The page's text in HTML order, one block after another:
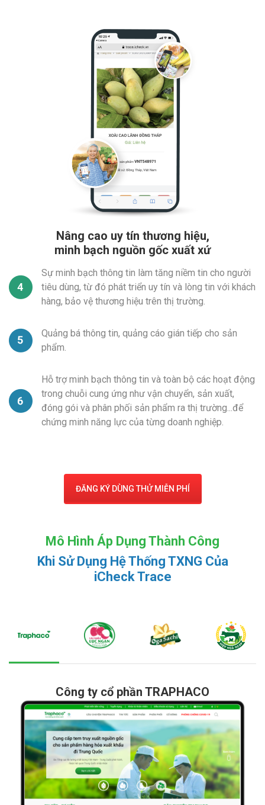
Nâng cao uy tín thương hiệu,
minh bạch nguồn gốc xuất xứ
Sự minh bạch thông tin làm tăng niềm tin cho người
tiêu dùng, từ đó phát triển uy tín và lòng tin với khách
hàng, bảo vệ thương hiệu trên thị trường.
Quảng bá thông tin, quảng cáo gián tiếp cho sản
phẩm.
Hỗ trợ minh bạch thông tin và toàn bộ các hoạt động
trong chuỗi cung ứng như vận chuyển, sản xuất,
đóng gói và phân phối sản phẩm ra thị trường...để
chứng minh năng lực của từng doanh nghiệp.
ĐĂNG KÝ DÙNG THỬ MIỄN PHÍ
Mô Hình Áp Dụng Thành Công
Khi Sử Dụng Hệ Thống TXNG Của
iCheck Trace
Công ty cổ phần TRAPHACO